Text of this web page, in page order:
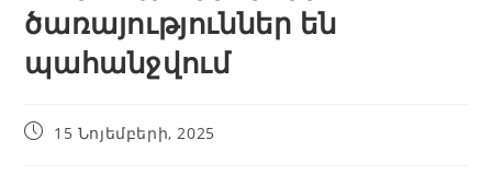
ծառայություններ են
պահանջվում
15 Նոյեմբերի, 2025